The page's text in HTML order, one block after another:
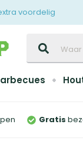
voordelig
Gratis